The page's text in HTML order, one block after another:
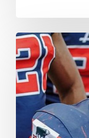
Homegrown
Grube
verlängert